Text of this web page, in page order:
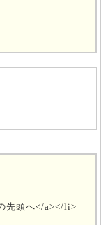
先頭へ</a></li>